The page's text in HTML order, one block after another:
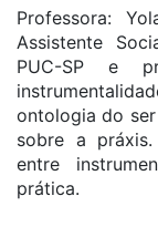
Professora:
Assistente
PUC-SP e
ontologia do
sobre a
entre
prática.